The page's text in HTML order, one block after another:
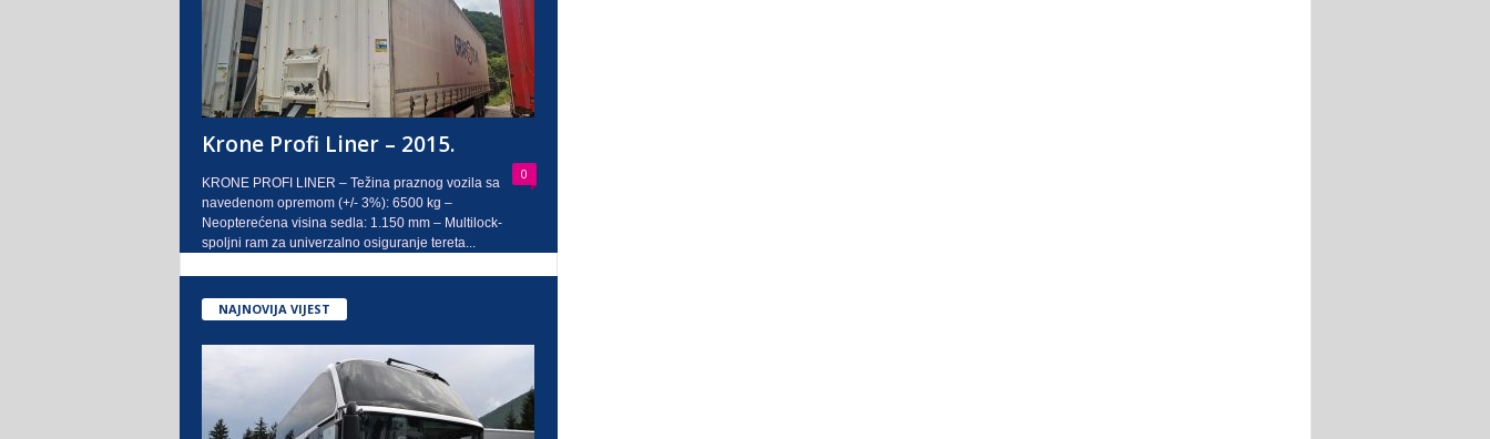
j
o
Krone Profi Liner – 2015.
0
KRONE PROFI LINER – Težina praznog vozila sa
navedenom opremom (+/- 3%): 6500 kg –
Neopterećena visina sedla: 1.150 mm – Multilock-
spoljni ram za univerzalno osiguranje tereta...
NAJNOVIJA VIJEST